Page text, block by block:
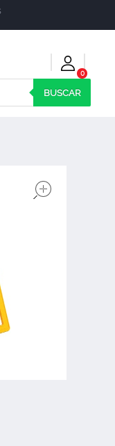
0
BUSCAR